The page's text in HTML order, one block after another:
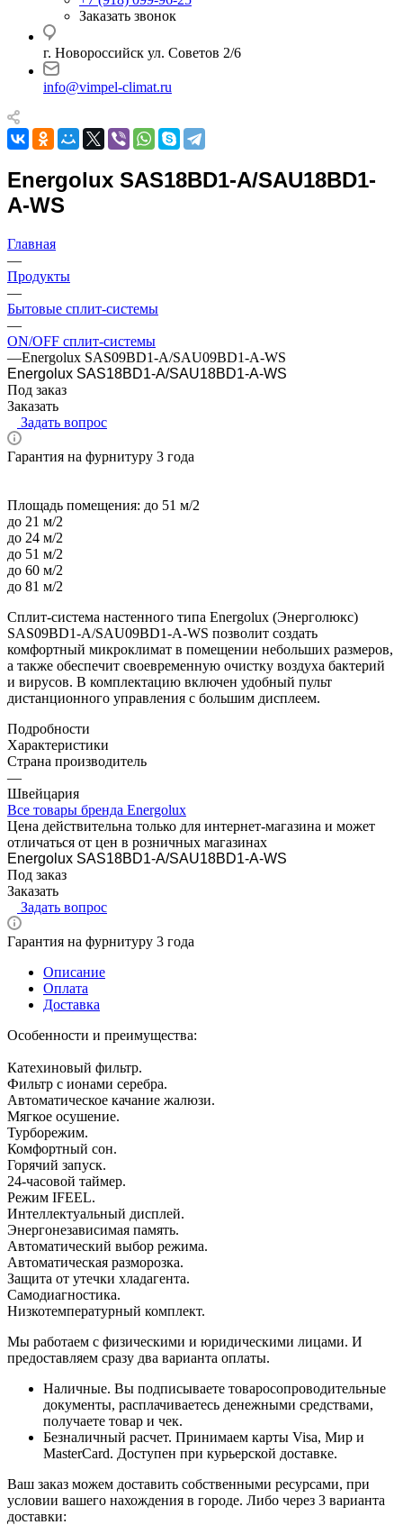
Заказать звонок
г. Новороссийск ул. Советов 2/6
info@vimpel-climat.ru
Energolux SAS18BD1-A/SAU18BD1-
A-WS
Главная
—
Продукты
—
Бытовые сплит-системы
—
ON/OFF сплит-системы
—Energolux SAS09BD1-A/SAU09BD1-A-WS
Energolux SAS18BD1-A/SAU18BD1-A-WS
Под заказ
Заказать
Задать вопрос
Гарантия на фурнитуру 3 года
Площадь помещения: до 51 м/2
до 21 м/2
до 24 м/2
до 51 м/2
до 60 м/2
до 81 м/2
Сплит-система настенного типа Energolux (Энерголюкс)
SAS09BD1-A/SAU09BD1-A-WS позволит создать
комфортный микроклимат в помещении небольших размеров,
а также обеспечит своевременную очистку воздуха бактерий
и вирусов. В комплектацию включен удобный пульт
дистанционного управления с большим дисплеем.
Подробности
Характеристики
Страна производитель
—
Швейцария
Все товары бренда Energolux
Цена действительна только для интернет-магазина и может
отличаться от цен в розничных магазинах
Energolux SAS18BD1-A/SAU18BD1-A-WS
Под заказ
Заказать
Задать вопрос
Гарантия на фурнитуру 3 года
Описание
Оплата
Доставка
Особенности и преимущества:
Катехиновый фильтр.
Фильтр с ионами серебра.
Автоматическое качание жалюзи.
Мягкое осушение.
Турборежим.
Комфортный сон.
Горячий запуск.
24-часовой таймер.
Режим IFEEL.
Интеллектуальный дисплей.
Энергонезависимая память.
Автоматический выбор режима.
Автоматическая разморозка.
Защита от утечки хладагента.
Самодиагностика.
Низкотемпературный комплект.
Мы работаем с физическими и юридическими лицами. И
предоставляем сразу два варианта оплаты.
Наличные. Вы подписываете товаросопроводительные
документы, расплачиваетесь денежными средствами,
получаете товар и чек.
Безналичный расчет. Принимаем карты Visa, Мир и
MasterCard. Доступен при курьерской доставке.
Ваш заказ можем доставить собственными ресурсами, при
условии вашего нахождения в городе. Либо через 3 варианта
доставки: